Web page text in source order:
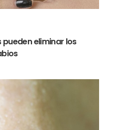
eliminar los